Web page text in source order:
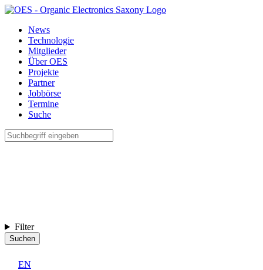
News
Technologie
Mitglieder
Über OES
Projekte
Partner
Jobbörse
Termine
Suche
Filter
Suchen
EN